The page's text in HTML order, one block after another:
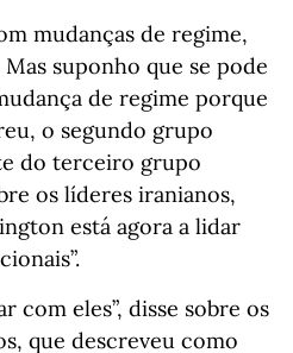
mudanças de regime,
suponho que se pode
de regime porque
o segundo grupo
do terceiro grupo
os líderes iranianos,
está agora a lidar
com eles”, disse sobre os
que descreveu como